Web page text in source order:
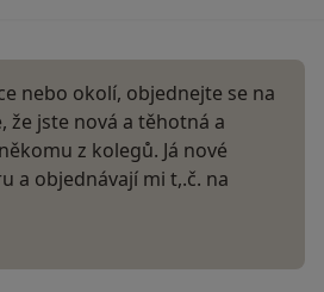
nebo okolí, objednejte se na
že jste nová a těhotná a
z kolegů. Já nové
a objednávají mi t,.č. na